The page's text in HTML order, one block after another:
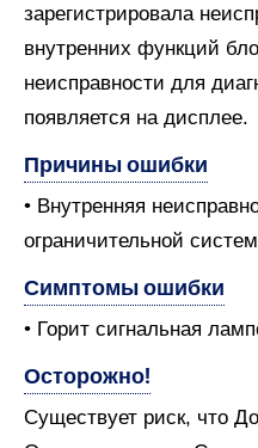
зарегистрировала
внутренних функций
неисправности для
появляется на дисплее.
Причины ошибки
• Внутренняя
ограничительной
Симптомы ошибки
• Горит сигнальная
Осторожно!
Существует риск, что